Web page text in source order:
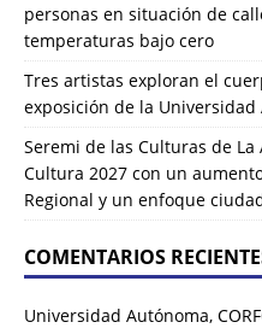
personas en situación de
temperaturas bajo cero
Tres artistas exploran el
exposición de la
Seremi de las Culturas de La
Cultura 2027 con un
Regional y un enfoque
COMENTARIOS
Universidad Autónoma,